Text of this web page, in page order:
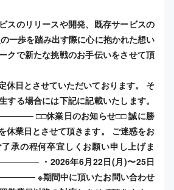
スのリリースや開発、既存サービスの
一歩を踏み出す際に心に抱かれた想い
クで新たな挑戦のお手伝いをさせて頂
休日とさせていただいております。 そ
する場合には下記に記載いたします。
□□休業日のお知らせ□□ 誠に勝
休業日とさせて頂きます。 ご迷惑をお
承の程何卒宜しくお願い申し上げま
・2026年6月22日(月)〜25日
※期間中に頂いたお問い合わせ